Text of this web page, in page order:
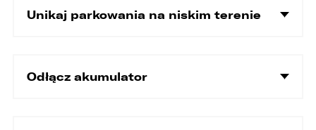
Unikaj parkowania na niskim terenie
Odłącz akumulator